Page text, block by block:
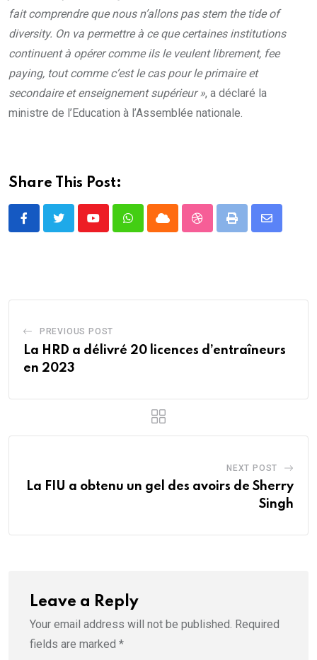
fait comprendre que nous n’allons pas stem the tide of
diversity. On va permettre à ce que certaines institutions
continuent à opérer comme ils le veulent librement, fee
paying, tout comme c’est le cas pour le primaire et
secondaire et enseignement supérieur », a déclaré la
ministre de l’Education à l’Assemblée nationale.
Share This Post:
YoutubeWhatsappCloud StumbleUpon
Print
Share
PREVIOUS POST
La HRD a délivré 20 licences d’entraîneurs
en 2023
NEXT POST
La FIU a obtenu un gel des avoirs de Sherry
Singh
Leave a Reply
Your email address will not be published. Required
fields are marked *